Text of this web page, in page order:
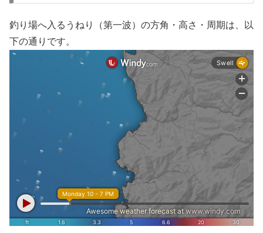
釣り場へ入るうねり（第一波）の方角・高さ・周期は、以
下の通りです。